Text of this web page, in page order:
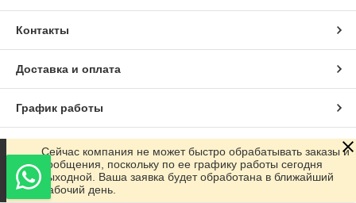
Контакты
Доставка и оплата
График работы
Полная версия сайта
Сайт создан на маркетплейсе Satu.kz
Сейчас компания не может быстро обрабатывать заказы и
сообщения, поскольку по ее графику работы сегодня
выходной. Ваша заявка будет обработана в ближайший
рабочий день.